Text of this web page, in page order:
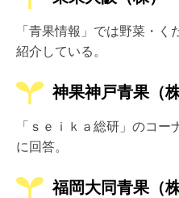
「青果情報」では野菜・
紹介している。
神果神戸青果（
「ｓｅｉｋａ総研」のコ
に回答。
福岡大同青果（